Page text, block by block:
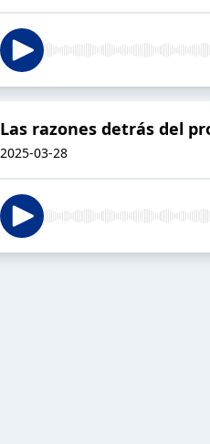
Las razones detrás del
2025-03-28